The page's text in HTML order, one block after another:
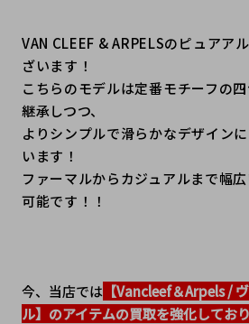
VAN CLEEF & ARPELSのピュアア
ざいます！
こちらのモデルは定番モチーフの
継承しつつ、
よりシンプルで滑らかなデザイン
います！
ファーマルからカジュアルまで幅
可能です！！
今、当店では【Vancleef＆Arpels /
ル】のアイテムの買取を強化してお